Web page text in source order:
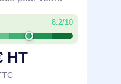
IPS mate 350
un défilement
99% et
8.2/10
HT